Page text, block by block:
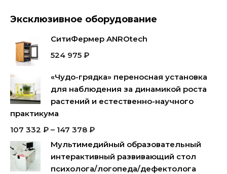
Эксклюзивное оборудование
СитиФермер ANROtech
524 975 ₽
«Чудо-грядка» переносная установка
для наблюдения за динамикой роста
растений и естественно-научного
практикума
107 332 ₽ – 147 378 ₽
Мультимедийный образовательный
интерактивный развивающий стол
психолога/логопеда/дефектолога